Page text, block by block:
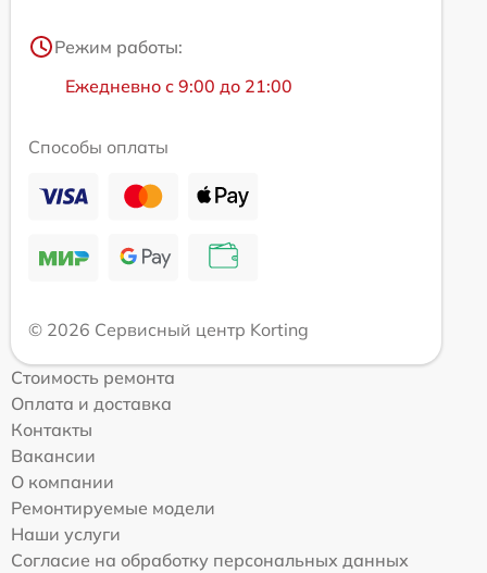
Режим работы:
Ежедневно с 9:00 до 21:00
Способы оплаты
© 2026 Сервисный центр Korting
Стоимость ремонта
Оплата и доставка
Контакты
Вакансии
О компании
Ремонтируемые модели
Наши услуги
Согласие на обработку персональных данных